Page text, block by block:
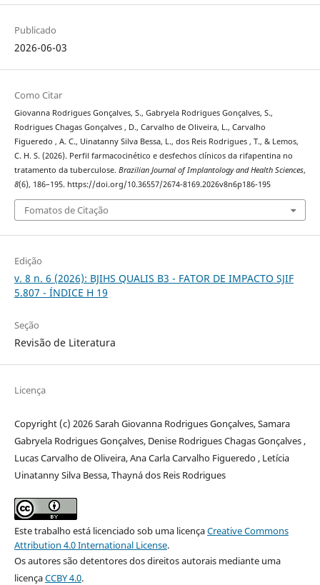
Publicado
2026-06-03
Como Citar
Giovanna Rodrigues Gonçalves, S., Gabryela Rodrigues Gonçalves, S.,
Rodrigues Chagas Gonçalves , D., Carvalho de Oliveira, L., Carvalho
Figueredo , A. C., Uinatanny Silva Bessa, L., dos Reis Rodrigues , T., & Lemos,
C. H. S. (2026). Perfil farmacocinético e desfechos clínicos da rifapentina no
tratamento da tuberculose. Brazilian Journal of Implantology and Health Sciences,
8(6), 186–195. https://doi.org/10.36557/2674-8169.2026v8n6p186-195
Fomatos de Citação
Edição
v. 8 n. 6 (2026): BJIHS QUALIS B3 - FATOR DE IMPACTO SJIF
5.807 - ÍNDICE H 19
Seção
Revisão de Literatura
Licença
Copyright (c) 2026 Sarah Giovanna Rodrigues Gonçalves, Samara
Gabryela Rodrigues Gonçalves, Denise Rodrigues Chagas Gonçalves ,
Lucas Carvalho de Oliveira, Ana Carla Carvalho Figueredo , Letícia
Uinatanny Silva Bessa, Thayná dos Reis Rodrigues
Este trabalho está licenciado sob uma licençaCreative Commons
Attribution 4.0 International License.
Os autores são detentores dos direitos autorais mediante uma
licençaCCBY 4.0.